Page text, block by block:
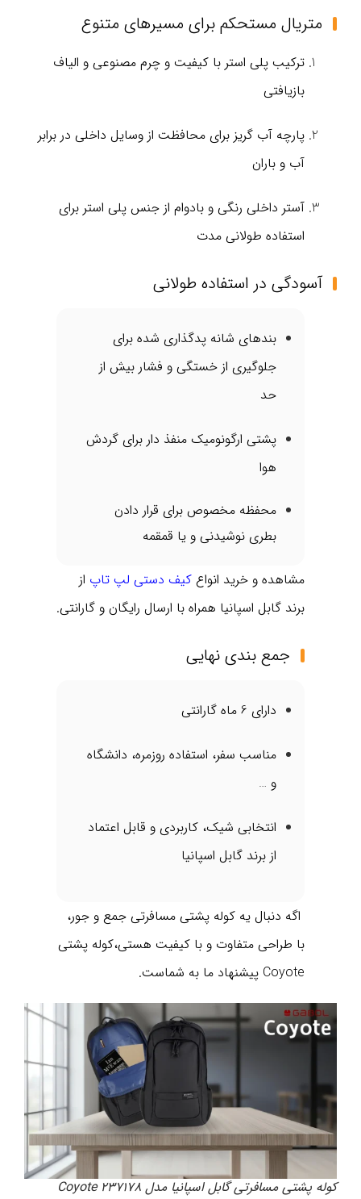
متریال مستحکم برای مسیرهای متنوع
ترکیب پلی‌ استر با کیفیت و چرم مصنوعی و الیاف
بازیافتی
پارچه آب‌ گریز برای محافظت از وسایل داخلی در برابر
آب و باران
آستر داخلی رنگی و بادوام از جنس پلی استر برای
استفاده طولانی‌ مدت
آسودگی در استفاده طولانی
بندهای شانه پدگذاری‌ شده برای
جلوگیری از خستگی و فشار بیش از
حد
پشتی ارگونومیک منفذ دار برای گردش
هوا
محفظه مخصوص برای قرار دادن
بطری نوشیدنی و یا قمقمه
مشاهده و خرید انواع کیف دستی لپ تاپ از
برند گابل اسپانیا همراه با ارسال رایگان و گارانتی.
جمع‌ بندی نهایی
دارای 6 ماه گارانتی
مناسب سفر، استفاده روزمره، دانشگاه
و …
انتخابی شیک، کاربردی و قابل اعتماد
از برند گابل اسپانیا
اگه دنبال یه کوله‌ پشتی مسافرتی جمع‌ و جور،
با طراحی متفاوت و با کیفیت هستی،کوله پشتی
Coyote پیشنهاد ما به شماست.
کوله پشتی مسافرتی گابل اسپانیا مدل 237178 Coyote